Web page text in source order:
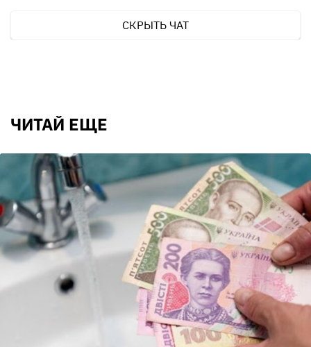
СКРЫТЬ ЧАТ
ЧИТАЙ ЕЩЕ